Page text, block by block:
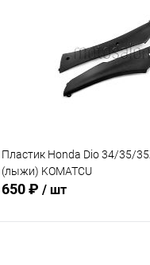
Пластик Honda Dio 34/35/
(лыжи) KOMATCU
650 ₽ / шт